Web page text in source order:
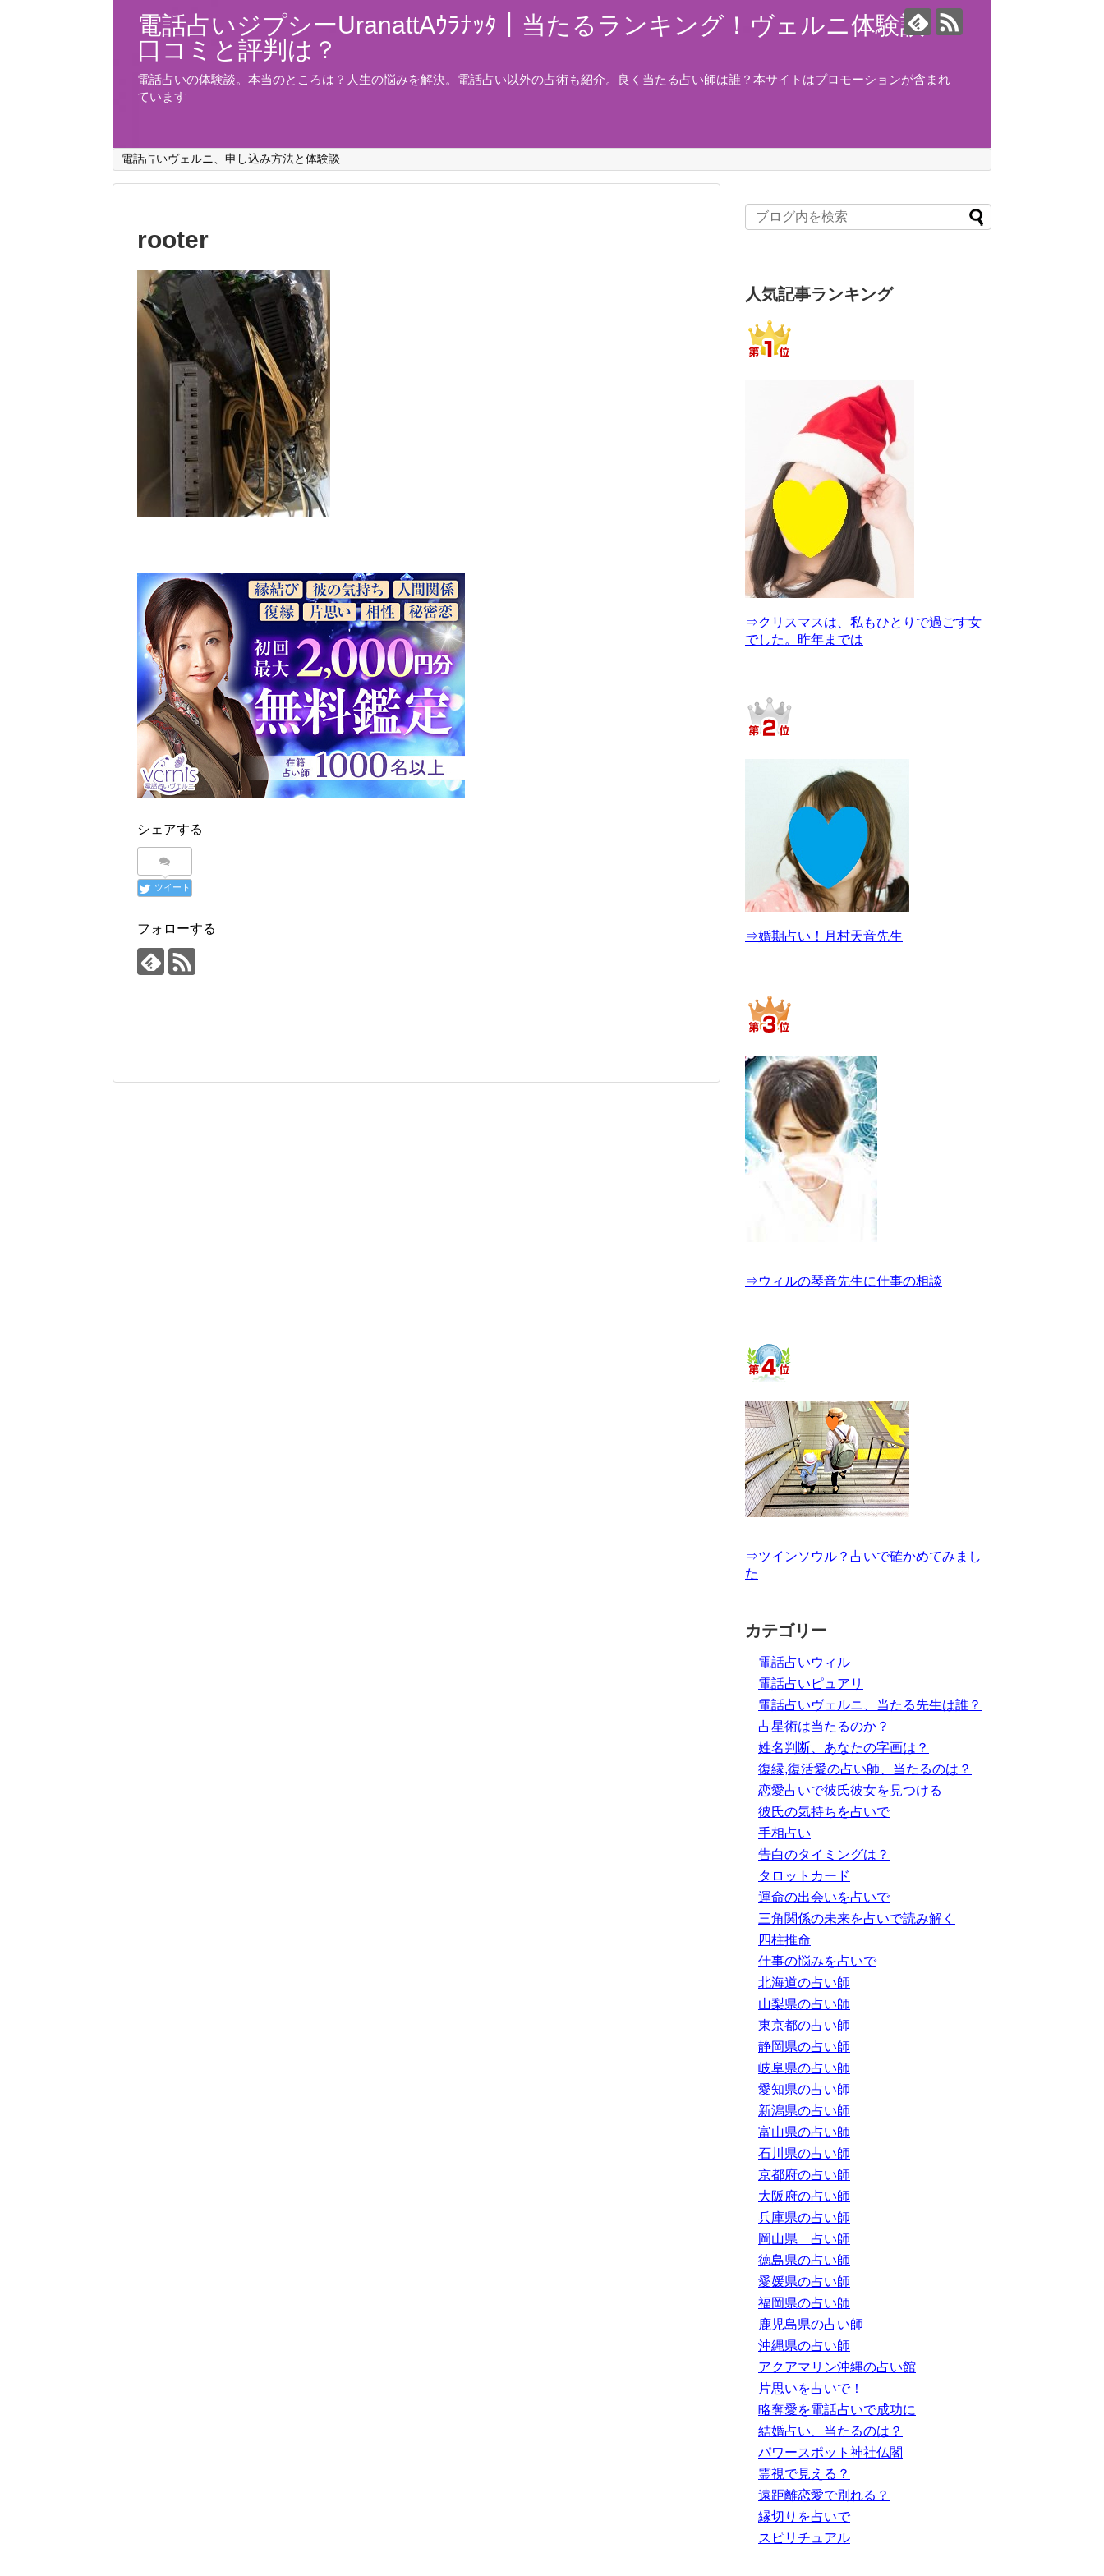
電話占いジプシーUranattAｳﾗﾅｯﾀ｜当たるランキング！ヴェルニ体験談！
口コミと評判は？
電話占いの体験談。本当のところは？人生の悩みを解決。電話占い以外の占術も紹介。良く当たる占い師は誰？本サイトはプロモーションが含まれ
ています
電話占いヴェルニ、申し込み方法と体験談
rooter
シェアする
ツイート
フォローする
人気記事ランキング
⇒クリスマスは、私もひとりで過ごす女
でした。昨年までは
⇒婚期占い！月村天音先生
⇒ウィルの琴音先生に仕事の相談
⇒ツインソウル？占いで確かめてみまし
た
カテゴリー
電話占いウィル
電話占いピュアリ
電話占いヴェルニ、当たる先生は誰？
占星術は当たるのか？
姓名判断、あなたの字画は？
復縁,復活愛の占い師、当たるのは？
恋愛占いで彼氏彼女を見つける
彼氏の気持ちを占いで
手相占い
告白のタイミングは？
タロットカード
運命の出会いを占いで
三角関係の未来を占いで読み解く
四柱推命
仕事の悩みを占いで
北海道の占い師
山梨県の占い師
東京都の占い師
静岡県の占い師
岐阜県の占い師
愛知県の占い師
新潟県の占い師
富山県の占い師
石川県の占い師
京都府の占い師
大阪府の占い師
兵庫県の占い師
岡山県 占い師
徳島県の占い師
愛媛県の占い師
福岡県の占い師
鹿児島県の占い師
沖縄県の占い師
アクアマリン沖縄の占い館
片思いを占いで！
略奪愛を電話占いで成功に
結婚占い、当たるのは？
パワースポット神社仏閣
霊視で見える？
遠距離恋愛で別れる？
縁切りを占いで
スピリチュアル